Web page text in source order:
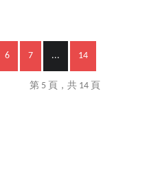
6 7 ... 14
第 5 頁，共 14 頁